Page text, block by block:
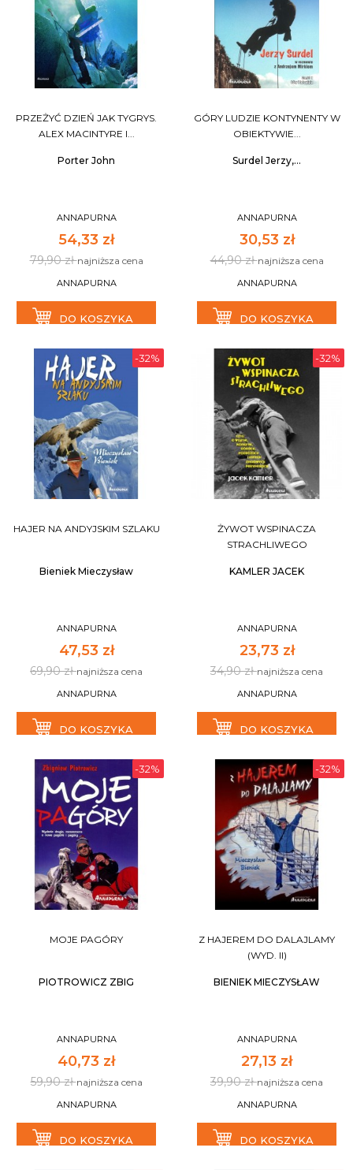
PRZEŻYĆ DZIEŃ JAK TYGRYS.
ALEX MACINTYRE I...
Porter John
ANNAPURNA
54,33 zł
79,90 złnajniższa cena
ANNAPURNA
DO KOSZYKA
GÓRY LUDZIE KONTYNENTY W
OBIEKTYWIE...
Surdel Jerzy,...
ANNAPURNA
30,53 zł
44,90 złnajniższa cena
ANNAPURNA
DO KOSZYKA
-32%
HAJER NA ANDYJSKIM SZLAKU
Bieniek Mieczysław
ANNAPURNA
47,53 zł
69,90 złnajniższa cena
ANNAPURNA
DO KOSZYKA
-32%
ŻYWOT WSPINACZA
STRACHLIWEGO
KAMLER JACEK
ANNAPURNA
23,73 zł
34,90 złnajniższa cena
ANNAPURNA
DO KOSZYKA
-32%
MOJE PAGÓRY
PIOTROWICZ ZBIG
ANNAPURNA
40,73 zł
59,90 złnajniższa cena
ANNAPURNA
DO KOSZYKA
-32%
Z HAJEREM DO DALAJLAMY
(WYD. II)
BIENIEK MIECZYSŁAW
ANNAPURNA
27,13 zł
39,90 złnajniższa cena
ANNAPURNA
DO KOSZYKA